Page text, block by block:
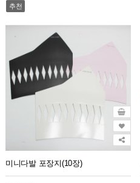
추천
미니다발 포장지(10장)